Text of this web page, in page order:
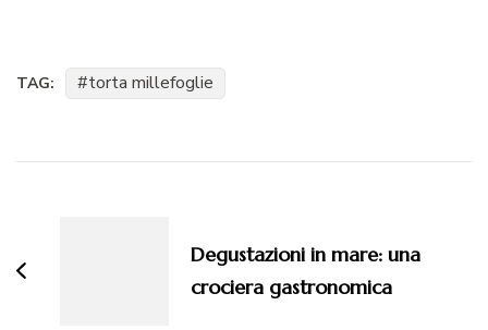
TAG: torta millefoglie
Degustazioni in mare: una
crociera gastronomica